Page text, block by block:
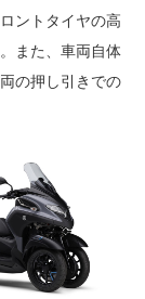
ントタイヤの高
また、車両自体
の押し引きでの